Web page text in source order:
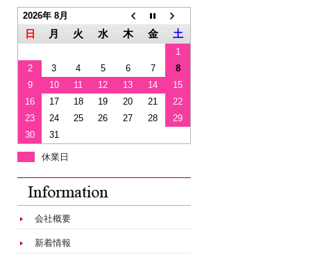
2026年 8月
日 月 火 水 木 金 土
1
2
3 4 5 6 7
8
9
10 11 12 13 14
15
16
17 18 19 20 21
22
23
24 25 26 27 28
29
30
31
休業日
会社概要
新着情報